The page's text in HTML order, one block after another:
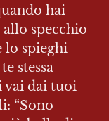
hai
specchio
lo spieghi
stessa
vai dai tuoi
“Sono